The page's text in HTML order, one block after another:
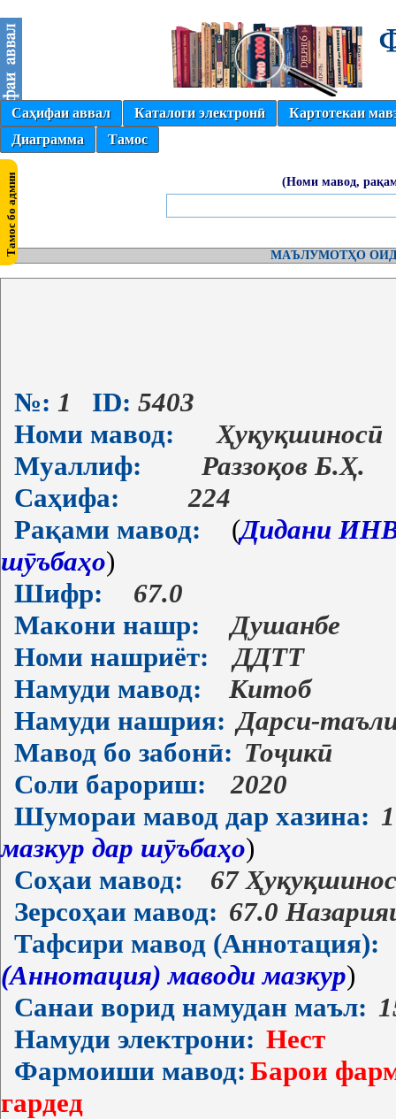
Саҳифаи аввал Каталоги электронӣ
Картотекаи
Диаграмма
Тамос
(Номи мавод,
МАЪЛУМОТҲО
№: 1 ID: 5403
Номи мавод:
Ҳуқуқшиносӣ
Муаллиф:
Раззоқов Б.Ҳ.
Саҳифа:
224
Рақами мавод:
(Дидани
шӯъбаҳо)
Шифр:
67.0
Макони нашр:
Душанбе
Номи нашриёт:
ДДТТ
Намуди мавод:
Китоб
Намуди нашрия: Дарси-
Мавод бо забонӣ: Тоҷикӣ
Соли барориш:
2020
Шумораи мавод дар хазина:
мазкур дар шӯъбаҳо)
Соҳаи мавод:
67
Зерсоҳаи мавод: 67.0
Тафсири мавод (Аннотация):
(Аннотация) маводи мазкур)
Санаи ворид намудан маъл:
Намуди электрони: Нест
Фармоиши мавод: Барои
гардед